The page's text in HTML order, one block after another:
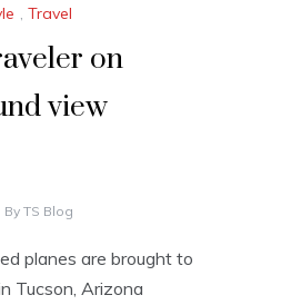
,Travel
on
view
ByTS Blog
planes are brought to
Tucson, Arizona